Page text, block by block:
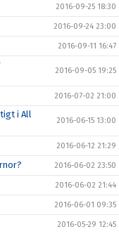
2016-09-25 18:30
2016-09-24 23:00
2016-09-11 16:47
2016-09-05 19:25
2016-07-02 21:00
i All
2016-06-15 13:00
2016-06-12 21:29
2016-06-02 23:50
2016-06-02 21:44
2016-06-01 09:35
2016-05-29 12:45